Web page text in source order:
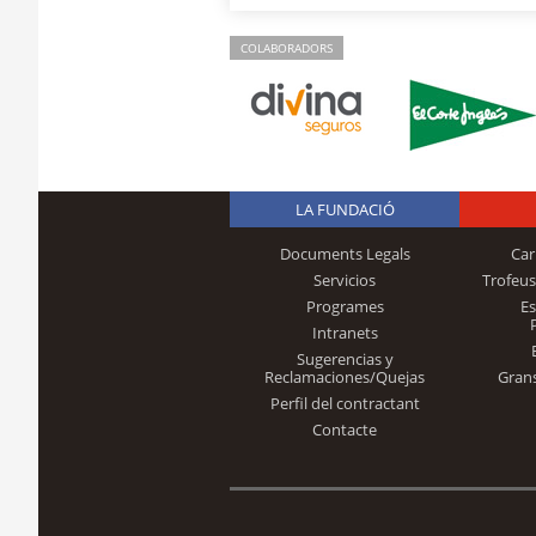
COLABORADORS
LA FUNDACIÓ
Documents Legals
Servicios
Programes
Intranets
Sugerencias y
Reclamaciones/Quejas
Perfil del contractant
Contacte